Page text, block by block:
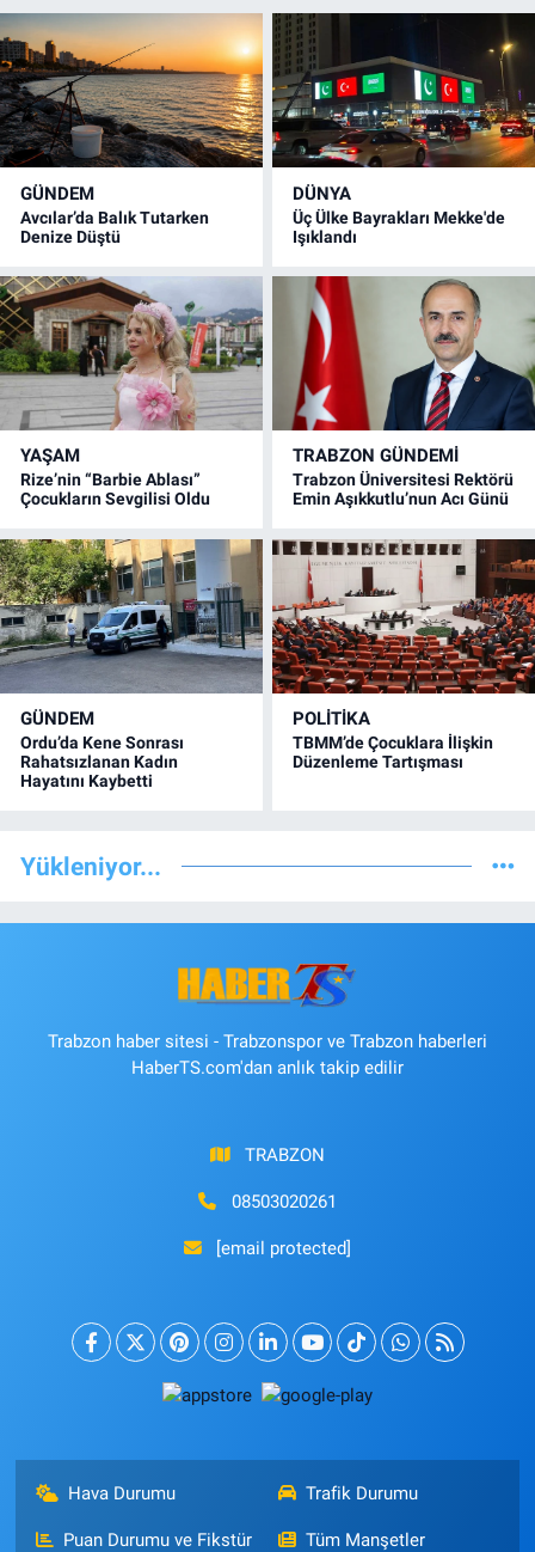
GÜNDEM
Avcılar’da Balık Tutarken
Denize Düştü
DÜNYA
Üç Ülke Bayrakları Mekke'de
Işıklandı
YAŞAM
Rize’nin “Barbie Ablası”
Çocukların Sevgilisi Oldu
TRABZON GÜNDEMİ
Trabzon Üniversitesi Rektörü
Emin Aşıkkutlu’nun Acı Günü
GÜNDEM
Ordu’da Kene Sonrası
Rahatsızlanan Kadın
Hayatını Kaybetti
POLİTİKA
TBMM’de Çocuklara İlişkin
Düzenleme Tartışması
Yükleniyor...
Trabzon haber sitesi - Trabzonspor ve Trabzon haberleri
HaberTS.com'dan anlık takip edilir
TRABZON
08503020261
[email protected]
Hava Durumu Trafik Durumu
Puan Durumu ve Fikstür Tüm Manşetler